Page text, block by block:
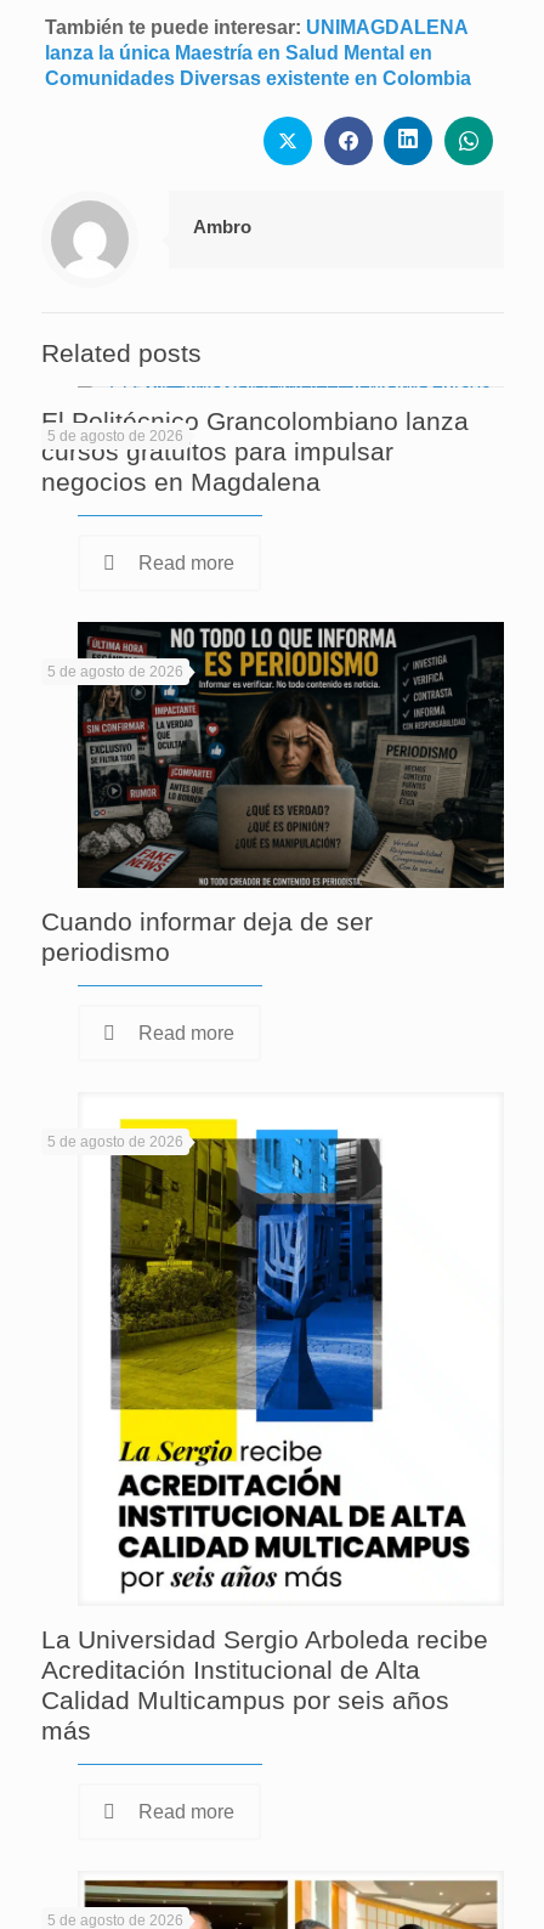
También te puede interesar: UNIMAGDALENA
lanza la única Maestría en Salud Mental en
Comunidades Diversas existente en Colombia
Ambro
Related posts
5 de agosto de 2026
El Politécnico Grancolombiano lanza
cursos gratuitos para impulsar
negocios en Magdalena
Read more
5 de agosto de 2026
Cuando informar deja de ser
periodismo
Read more
5 de agosto de 2026
La Universidad Sergio Arboleda recibe
Acreditación Institucional de Alta
Calidad Multicampus por seis años
más
Read more
5 de agosto de 2026